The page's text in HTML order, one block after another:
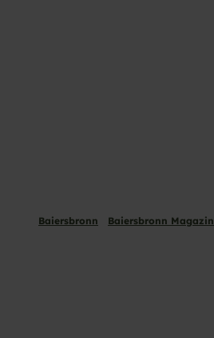
Baiersbronn Baiersbronn Magazin